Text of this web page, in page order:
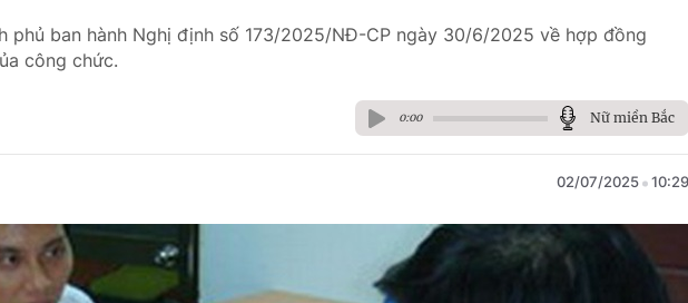
phủ ban hành Nghị định số 173/2025/NĐ-CP ngày 30/6/2025 về hợp đồng
công chức.
0:00 Nữ miền Bắc
02/07/2025 10:29